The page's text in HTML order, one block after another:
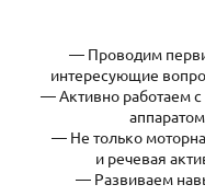
— Проводим
интересующие
— Активно работаем
— Не только
и речевая
— Развиваем